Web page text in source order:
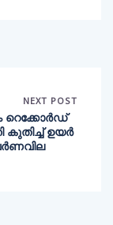
NEXT POST
റെക്കോർഡ്
കുതിച്ച് ഉയർ